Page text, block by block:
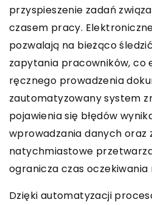
przyspieszenie zadań
czasem pracy.
pozwalają na bieżąco
zapytania pracowników, co
ręcznego prowadzenia
zautomatyzowany system
pojawienia się błędów
wprowadzania danych oraz
natychmiastowe
ogranicza czas oczekiwania
Dzięki automatyzacji